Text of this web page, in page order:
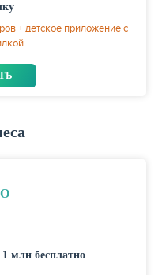
+ детское приложение с
млн бесплатно